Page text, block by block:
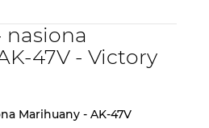
nasiona
47V - Victory
Marihuany - AK-47V